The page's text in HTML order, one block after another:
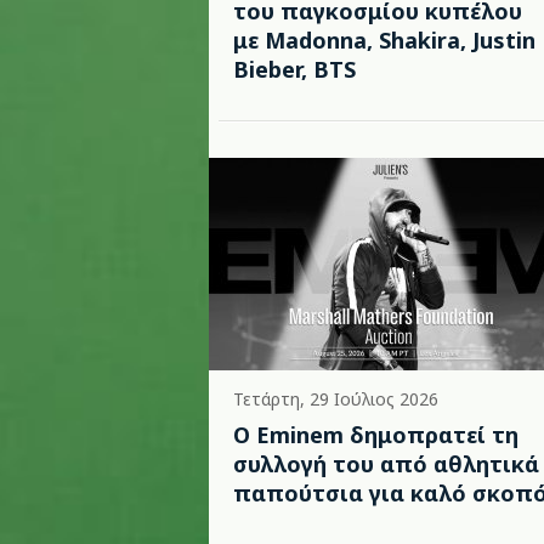
του παγκοσμίου κυπέλου
με Madonna, Shakira, Justin
Bieber, BTS
Τετάρτη, 29 Ιούλιος 2026
Ο Eminem δημοπρατεί τη
συλλογή του από αθλητικά
παπούτσια για καλό